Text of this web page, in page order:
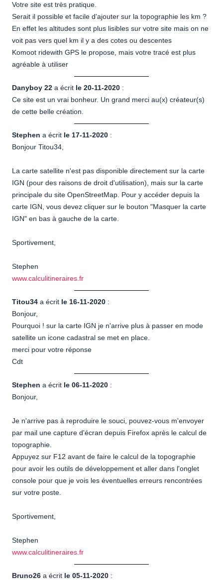
Votre site est très pratique.
Serait il possible et facile d'ajouter sur la topographie les km ?
En effet les altitudes sont plus lisibles sur votre site mais on ne
voit pas vers quel km il y a des cotes ou descentes
Komoot ridewith GPS le propose, mais votre tracé est plus
agréable à utiliser
Danyboy 22 a écrit le 20-11-2020 :
Ce site est un vrai bonheur. Un grand merci au(x) créateur(s)
de cette belle création.
Stephen a écrit le 17-11-2020 :
Bonjour Titou34,
La carte satellite n'est pas disponible directement sur la carte
IGN (pour des raisons de droit d'utilisation), mais sur la carte
principale du site OpenStreetMap. Pour y accéder depuis la
carte IGN, vous devez cliquer sur le bouton "Masquer la carte
IGN" en bas à gauche de la carte.
Sportivement,
Stephen
www.calculitineraires.fr
Titou34 a écrit le 16-11-2020 :
Bonjour,
Pourquoi ! sur la carte IGN je n'arrive plus à passer en mode
satellite un icone cadastral se met en place.
merci pour votre réponse
Cdt
Stephen a écrit le 06-11-2020 :
Bonjour,
Je n'arrive pas à reproduire le souci, pouvez-vous m'envoyer
par mail une capture d'écran depuis Firefox après le calcul de
topographie.
Appuyez sur F12 avant de faire le calcul de la topographie
pour avoir les outils de développement et aller dans l'onglet
console pour que je vois les éventuelles erreurs rencontrées
sur votre poste.
Sportivement,
Stephen
www.calculitineraires.fr
Bruno26 a écrit le 05-11-2020 :